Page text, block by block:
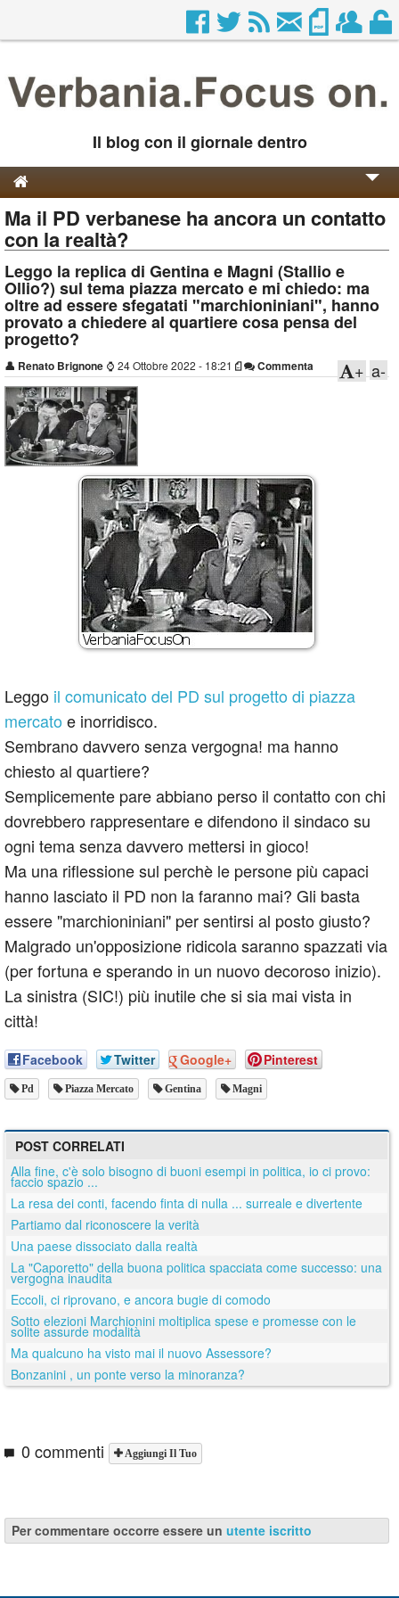
Il blog con il giornale dentro
Genesi e Storia
Contatti
Ma il PD verbanese ha ancora un contatto
con la realtà?
Leggo la replica di Gentina e Magni (Stallio e
Ollio?) sul tema piazza mercato e mi chiedo: ma
oltre ad essere sfegatati "marchioniniani", hanno
provato a chiedere al quartiere cosa pensa del
progetto?
👤 Renato Brignone ⌚ 24 Ottobre 2022 - 18:21 Commenta a-
+
Leggo il comunicato del PD sul progetto di piazza
mercatoe inorridisco.
Sembrano davvero senza vergogna! ma hanno
chiesto al quartiere?
Semplicemente pare abbiano perso il contatto con chi
dovrebbero rappresentare e difendono il sindaco su
ogni tema senza davvero mettersi in gioco!
Ma una riflessione sul perchè le persone più capaci
hanno lasciato il PD non la faranno mai? Gli basta
essere "marchioniniani" per sentirsi al posto giusto?
Malgrado un'opposizione ridicola saranno spazzati via
(per fortuna e sperando in un nuovo decoroso inizio).
La sinistra (SIC!) più inutile che si sia mai vista in
città!
Facebook Twitter Google+ Pinterest
Pd Piazza Mercato Gentina Magni
POST CORRELATI
Alla fine, c'è solo bisogno di buoni esempi in politica, io ci provo:
faccio spazio ...
La resa dei conti, facendo finta di nulla ... surreale e divertente
Partiamo dal riconoscere la verità
Una paese dissociato dalla realtà
La "Caporetto" della buona politica spacciata come successo: una
vergogna inaudita
Eccoli, ci riprovano, e ancora bugie di comodo
Sotto elezioni Marchionini moltiplica spese e promesse con le
solite assurde modalità
Ma qualcuno ha visto mai il nuovo Assessore?
Bonzanini , un ponte verso la minoranza?
0 commenti Aggiungi Il Tuo
Per commentare occorre essere un utente iscritto